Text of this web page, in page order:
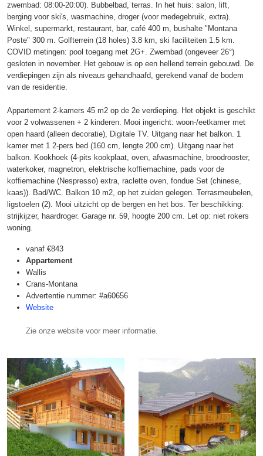
zwembad: 08:00-20:00). Bubbelbad, terras. In het huis: salon, lift,
berging voor ski's, wasmachine, droger (voor medegebruik, extra).
Winkel, supermarkt, restaurant, bar, café 400 m, bushalte "Montana
Poste" 300 m. Golfterrein (18 holes) 3.8 km, ski faciliteiten 1.5 km.
COVID metingen: pool toegang met 2G+. Zwembad (ongeveer 26°)
gesloten in november. Het gebouw is op een hellend terrein gebouwd. De
verdiepingen zijn als niveaus gehandhaafd, gerekend vanaf de bodem
van de residentie.
Appartement 2-kamers 45 m2 op de 2e verdieping. Het objekt is geschikt
voor 2 volwassenen + 2 kinderen. Mooi ingericht: woon-/eetkamer met
open haard (alleen decoratie), Digitale TV. Uitgang naar het balkon. 1
kamer met 1 2-pers bed (160 cm, lengte 200 cm). Uitgang naar het
balkon. Kookhoek (4-pits kookplaat, oven, afwasmachine, broodrooster,
waterkoker, magnetron, elektrische koffiemachine, pads voor de
koffiemachine (Nespresso) extra, raclette oven, fondue Set (chinese,
kaas)). Bad/WC. Balkon 10 m2, op het zuiden gelegen. Terrasmeubelen,
ligstoelen (2). Mooi uitzicht op de bergen en het bos. Ter beschikking:
strijkijzer, haardroger. Garage nr. 59, hoogte 200 cm. Let op: niet rokers
woning.
vanaf €843
Appartement
Wallis
Crans-Montana
Advertentie nummer: #a60656
Website
Zie onze website voor meer informatie.